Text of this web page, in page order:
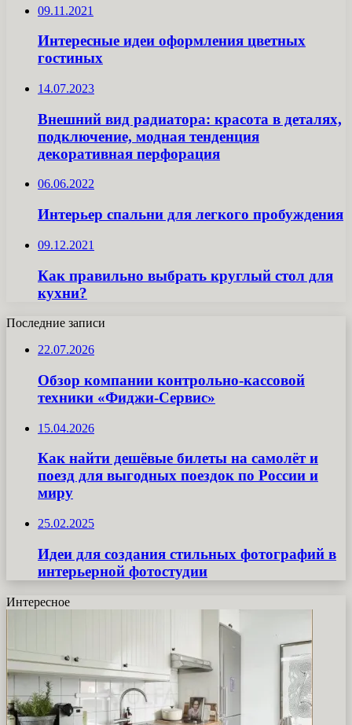
09.11.2021
Интересные идеи оформления цветных
гостиных
14.07.2023
Внешний вид радиатора: красота в деталях,
подключение, модная тенденция
декоративная перфорация
06.06.2022
Интерьер спальни для легкого пробуждения
09.12.2021
Как правильно выбрать круглый стол для
кухни?
Последние записи
22.07.2026
Обзор компании контрольно-кассовой
техники «Фиджи-Сервис»
15.04.2026
Как найти дешёвые билеты на самолёт и
поезд для выгодных поездок по России и
миру
25.02.2025
Идеи для создания стильных фотографий в
интерьерной фотостудии
Интересное